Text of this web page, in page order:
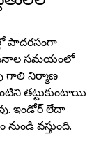
పాదరసంగా
సమయంలో
గాలి నిర్మాణ
తట్టుకుంటాయి
ఇండోర్ లేదా
వస్తుంది.